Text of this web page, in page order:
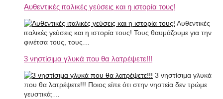
Αυθεντικές ιταλικές γεύσεις και η ιστορία τους!
Αυθεντικές
ιταλικές γεύσεις και η ιστορία τους! Τους θαυμάζουμε για την
φινέτσα τους, τους…
3 νηστίσιμα γλυκά που θα λατρέψετε!!!
3 νηστίσιμα γλυκά
που θα λατρέψετε!!! Ποιος είπε ότι στην νηστεία δεν τρώμε
γευστικά;…